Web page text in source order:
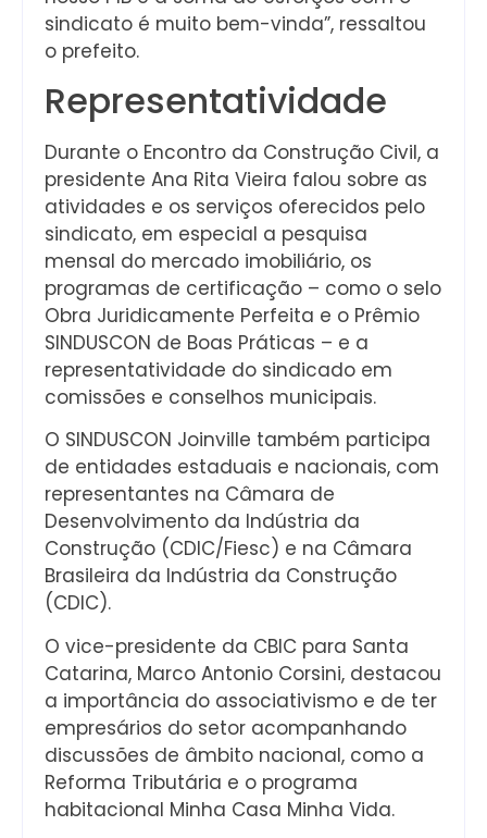
sindicato é muito bem-vinda”, ressaltou
o prefeito.
Representatividade
Durante o Encontro da Construção Civil, a
presidente Ana Rita Vieira falou sobre as
atividades e os serviços oferecidos pelo
sindicato, em especial a pesquisa
mensal do mercado imobiliário, os
programas de certificação – como o selo
Obra Juridicamente Perfeita e o Prêmio
SINDUSCON de Boas Práticas – e a
representatividade do sindicado em
comissões e conselhos municipais.
O SINDUSCON Joinville também participa
de entidades estaduais e nacionais, com
representantes na Câmara de
Desenvolvimento da Indústria da
Construção (CDIC/Fiesc) e na Câmara
Brasileira da Indústria da Construção
(CDIC).
O vice-presidente da CBIC para Santa
Catarina, Marco Antonio Corsini, destacou
a importância do associativismo e de ter
empresários do setor acompanhando
discussões de âmbito nacional, como a
Reforma Tributária e o programa
habitacional Minha Casa Minha Vida.